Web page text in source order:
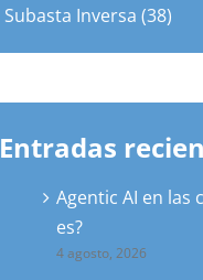
Subasta Inversa (38)
Entradas
Agentic AI en las
es?
4 agosto, 2026